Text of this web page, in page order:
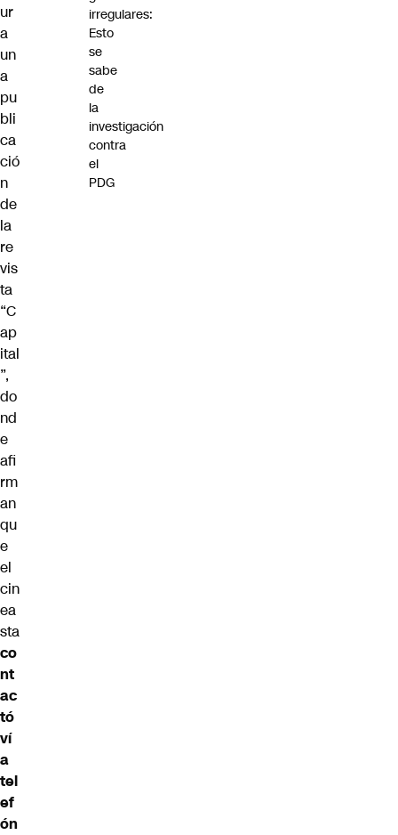
ur
a
un
a
pu
bli
ca
ció
n
de
la
re
vis
ta
“C
ap
ital
”,
do
nd
e
afi
rm
an
qu
e
el
cin
ea
sta
co
nt
ac
tó
ví
a
tel
ef
ón
irregulares:
Esto
se
sabe
de
la
investigación
contra
el
PDG